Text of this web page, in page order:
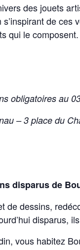
des jouets
de
qui le composent.
obligatoires au
– 3 place du
disparus de
de dessins,
disparus,
vous habitez